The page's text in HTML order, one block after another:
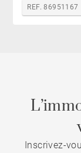
REF. 86951167
Inscrivez-